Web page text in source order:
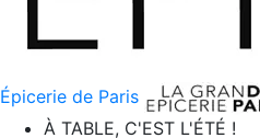
Épicerie de Paris
À TABLE, C'EST L'ÉTÉ !